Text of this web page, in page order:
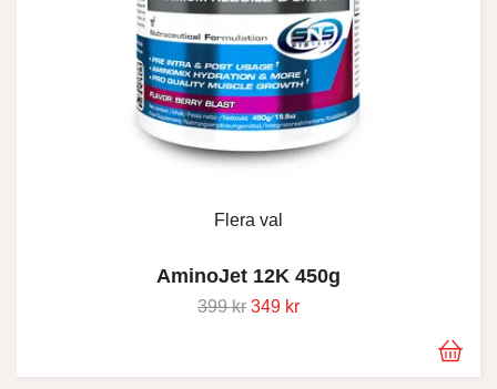
Flera val
AminoJet 12K 450g
399 kr 349 kr